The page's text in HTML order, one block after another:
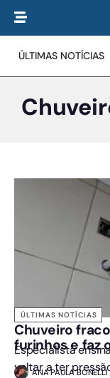
ÚLTIMAS NOTÍCIAS
ÚLTIMAS NOTÍCIAS
Chuveiro
furinhos e faz
Especialista
voltar a ter
ANA PAULA BONELLI